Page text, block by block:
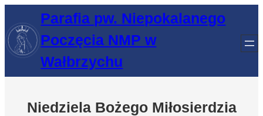
treści
Parafia pw. Niepokalanego
Poczęcia NMP w
Wałbrzychu
Niedziela Bożego Miłosierdzia